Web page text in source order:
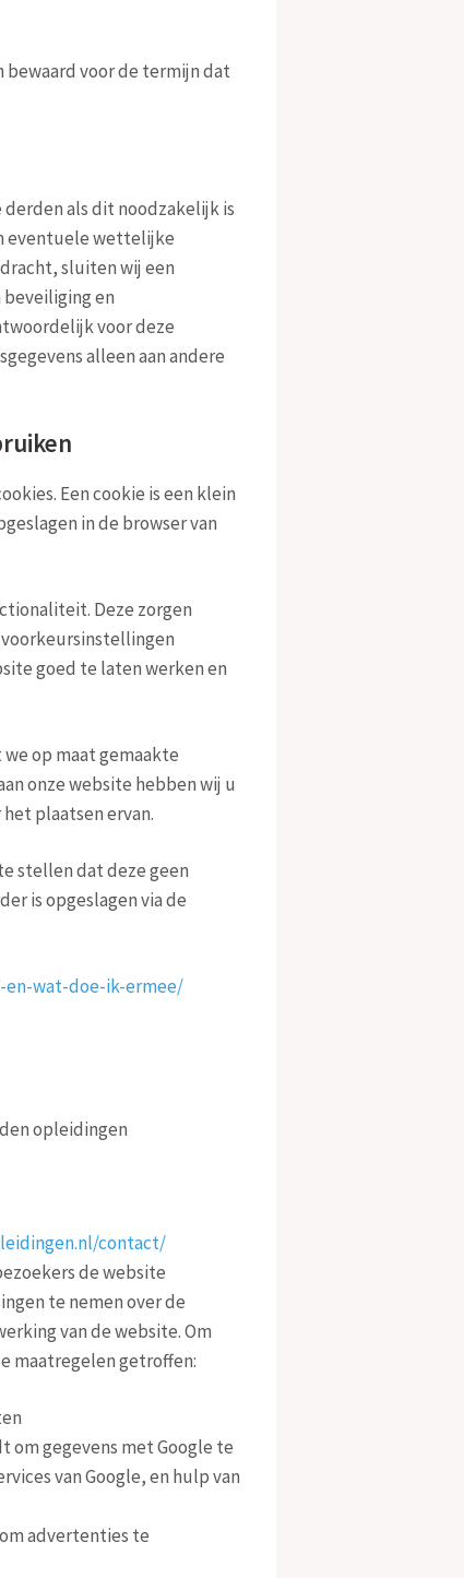
bewaard voor de termijn dat
als dit noodzakelijk is
eventuele wettelijke
sluiten wij een
en
voor deze
alleen aan andere
Een cookie is een klein
in de browser van
Deze zorgen
goed te laten werken en
op maat gemaakte
onze website hebben wij u
plaatsen ervan.
stellen dat deze geen
is opgeslagen via de
wat-doe-ik-ermee/
opleidingen
contact/
de website
te nemen over de
van de website. Om
maatregelen getroffen:
om gegevens met Google te
van Google, en hulp van
advertenties te